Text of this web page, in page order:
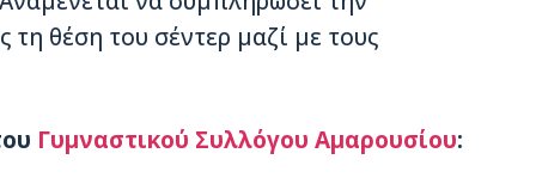
θέση του σέντερ μαζί με τους
Γυμναστικού Συλλόγου Αμαρουσίου: